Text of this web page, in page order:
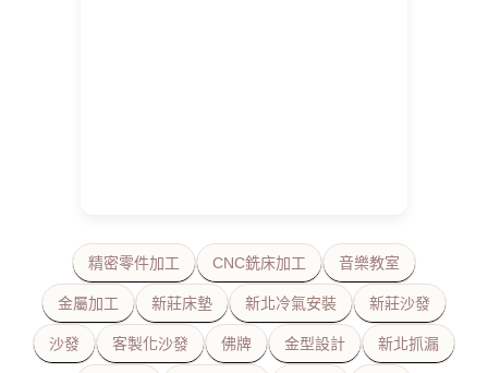
精密零件加工 CNC銑床加工 音樂教室
金屬加工 新莊床墊 新北冷氣安裝 新莊沙發
沙發 客製化沙發 佛牌 金型設計 新北抓漏